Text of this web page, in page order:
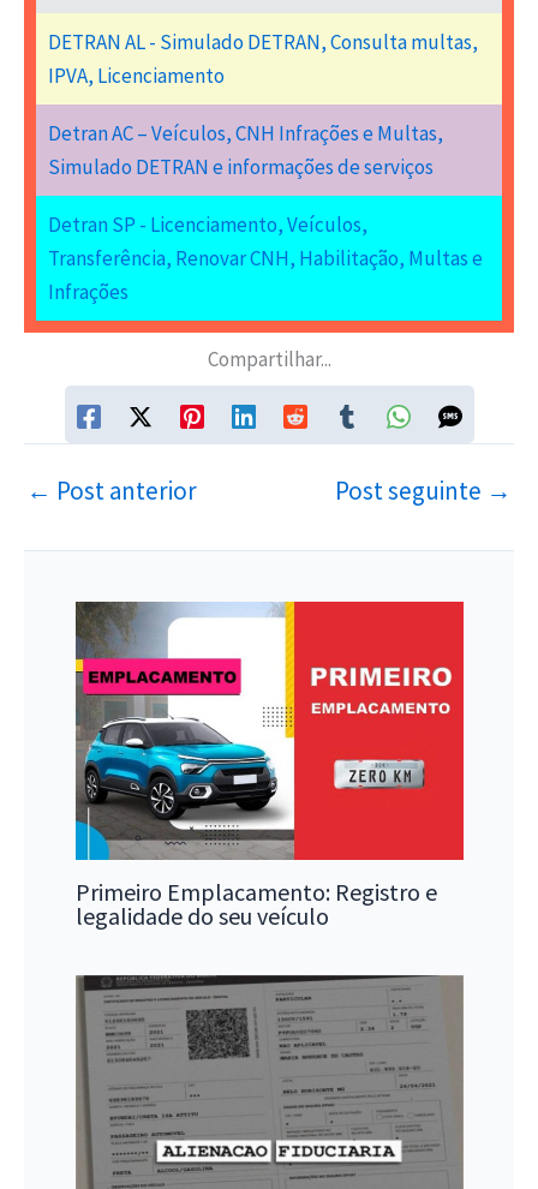
DETRAN AL - Simulado DETRAN, Consulta multas,
IPVA, Licenciamento
Detran AC – Veículos, CNH Infrações e Multas,
Simulado DETRAN e informações de serviços
Detran SP - Licenciamento, Veículos,
Transferência, Renovar CNH, Habilitação, Multas e
Infrações
Compartilhar...
← Post anterior Post seguinte →
Primeiro Emplacamento: Registro e
legalidade do seu veículo